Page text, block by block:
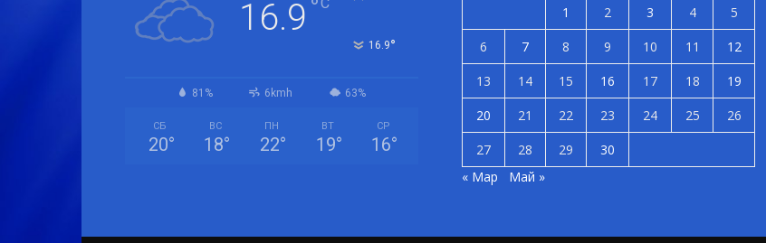
16.9 °
16.9°
81% 6kmh 63%
СБ
20°
ВС
18°
ПН
22°
ВТ
19°
СР
16°
1 2 3 4
5
6
7 8 9 10 11
12
13
14 15 16 17 18
19
20
21 22 23 24 25
26
27
28 29
30
« Мар
Май »